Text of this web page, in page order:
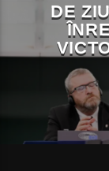
DE